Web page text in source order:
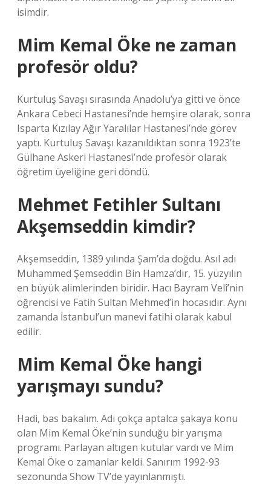
isimdir.
Mim Kemal Öke ne zaman
profesör oldu?
Kurtuluş Savaşı sırasında Anadolu’ya gitti ve önce
Ankara Cebeci Hastanesi’nde hemşire olarak, sonra
Isparta Kızılay Ağır Yaralılar Hastanesi’nde görev
yaptı. Kurtuluş Savaşı kazanıldıktan sonra 1923’te
Gülhane Askeri Hastanesi’nde profesör olarak
öğretim üyeliğine geri döndü.
Mehmet Fetihler Sultanı
Akşemseddin kimdir?
Akşemseddin, 1389 yılında Şam’da doğdu. Asıl adı
Muhammed Şemseddin Bin Hamza’dır, 15. yüzyılın
en büyük alimlerinden biridir. Hacı Bayram Velî’nin
öğrencisi ve Fatih Sultan Mehmed’in hocasıdır. Aynı
zamanda İstanbul’un manevi fatihi olarak kabul
edilir.
Mim Kemal Öke hangi
yarışmayı sundu?
Hadi, bas bakalım. Adı çokça aptalca şakaya konu
olan Mim Kemal Öke’nin sunduğu bir yarışma
programı. Parlayan altıgen kutular vardı ve Mim
Kemal Öke o zamanlar keldi. Sanırım 1992-93
sezonunda Show TV’de yayınlanmıştı.